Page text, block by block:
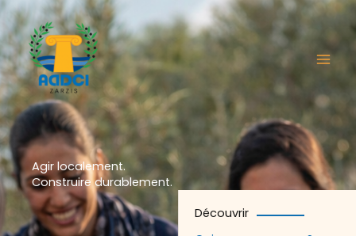
Aller
au
contenu
Agir localement.
Construire durablement.
Découvrir